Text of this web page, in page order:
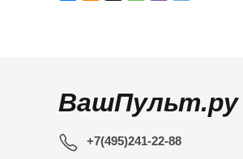
ВашПульт.ру
+7(495)241-22-88